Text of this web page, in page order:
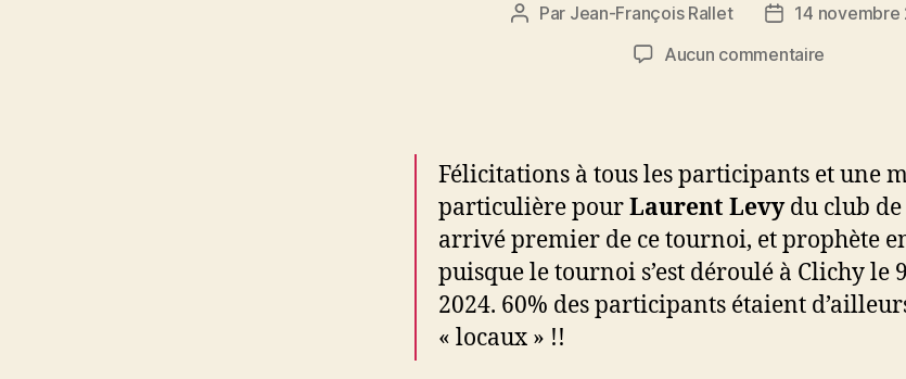
Auteur
Par Jean-François Rallet
Date
l’article
14 novembre
Aucun commentaire
(09/11)
Félicitations à tous les participants et une
particulière pourLaurent Levydu club de
arrivé premier de ce tournoi, et prophète
puisque le tournoi s’est déroulé à Clichy le
2024. 60% des participants étaient
« locaux » !!